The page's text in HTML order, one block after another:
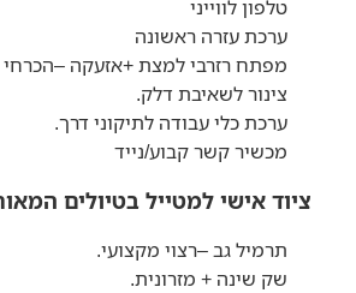
טלפון לווייני
ערכת עזרה ראשונה
מפתח רזרבי למצת +אזעקה –הכרחי
צינור לשאיבת דלק.
ערכת כלי עבודה לתיקוני דרך.
מכשיר קשר קבוע/נייד
ציוד אישי למטייל בטיולים
תרמיל גב –רצוי מקצועי.
שק שינה + מזרונית.